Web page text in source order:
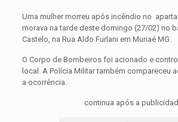
Uma mulher morreu após incêndio no
morava na tarde deste domingo (27/02) no
Castelo, na Rua Aldo Furlani em Muriaé MG.
O Corpo de Bombeiros foi acionado e
local. A Polícia Militar também compareceu
a ocorrência.
continua após a